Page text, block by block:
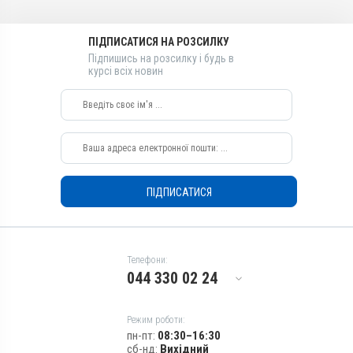
Бензилпеніциліну натрієва
сіль, Стрептоміцину сульфат,
Стрептоцид білий
Зовнішньо,
Призначення
шкіри
Виразки; Дерматит; Екзема;
Ендометрит; Запалення;
ПІДПИСАТИСЯ НА РОЗСИЛКУ
Підпишись на розсилку і будь в
курсі всіх новин
ПІДПИСАТИСЯ
Телефони:
044 330 02 24
Режим роботи:
пн-пт: 08:30–16:30
сб-нд: Вихідний